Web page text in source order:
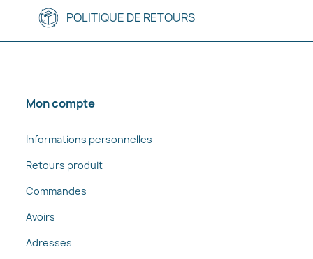
POLITIQUE DE RETOURS
Mon compte
Informations personnelles
Retours produit
Commandes
Avoirs
Adresses